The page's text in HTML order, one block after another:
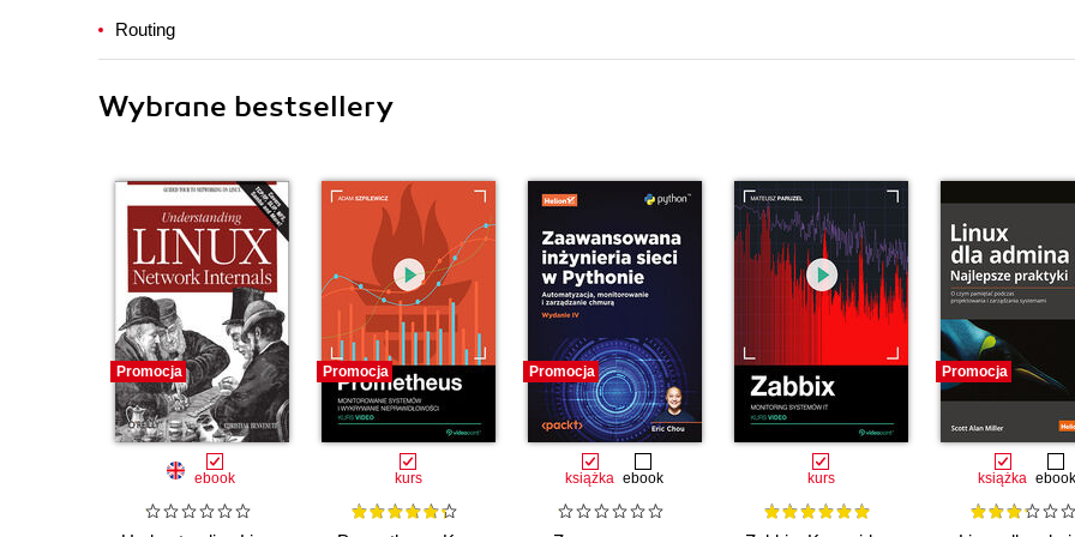
Routing
Wybrane bestsellery
Promocja
ebook
Promocja
kurs
Promocja
książka ebook kurs
Promocja
książka ebook